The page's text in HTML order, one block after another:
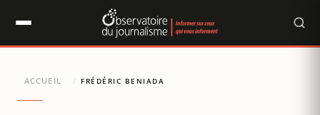
ACCUEIL / FRÉDÉRIC BENIADA
Panneau de gestion des cookies